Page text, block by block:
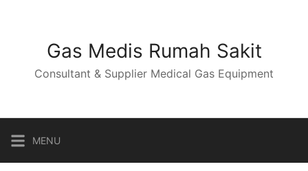
Gas Medis Rumah Sakit
Consultant & Supplier Medical Gas Equipment
MENU